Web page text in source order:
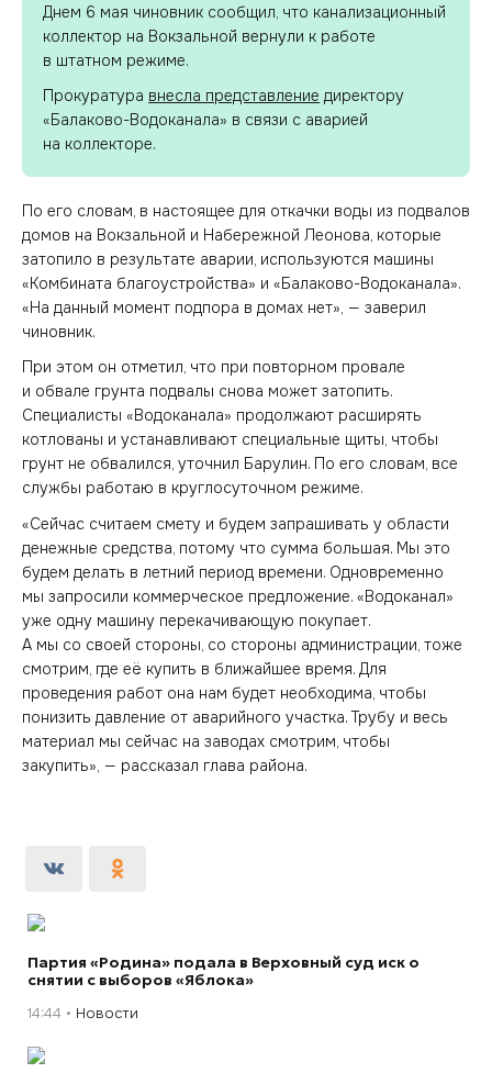
Днем 6 мая чиновник сообщил, что канализационный
коллектор на Вокзальной вернули к работе
в штатном режиме.
Прокуратура внесла представление директору
«Балаково-Водоканала» в связи с аварией
на коллекторе.
По его словам, в настоящее для откачки воды из подвалов
домов на Вокзальной и Набережной Леонова, которые
затопило в результате аварии, используются машины
«Комбината благоустройства» и «Балаково-Водоканала».
«На данный момент подпора в домах нет», — заверил
чиновник.
При этом он отметил, что при повторном провале
и обвале грунта подвалы снова может затопить.
Специалисты «Водоканала» продолжают расширять
котлованы и устанавливают специальные щиты, чтобы
грунт не обвалился, уточнил Барулин. По его словам, все
службы работаю в круглосуточном режиме.
«Сейчас считаем смету и будем запрашивать у области
денежные средства, потому что сумма большая. Мы это
будем делать в летний период времени. Одновременно
мы запросили коммерческое предложение. «Водоканал»
уже одну машину перекачивающую покупает.
А мы со своей стороны, со стороны администрации, тоже
смотрим, где её купить в ближайшее время. Для
проведения работ она нам будет необходима, чтобы
понизить давление от аварийного участка. Трубу и весь
материал мы сейчас на заводах смотрим, чтобы
закупить», — рассказал глава района.
Партия «Родина» подала в Верховный суд иск о
снятии с выборов «Яблока»
14:44 Новости